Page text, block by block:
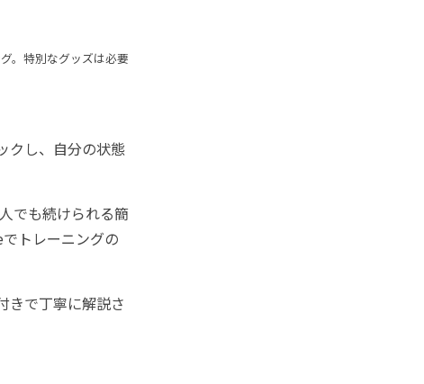
。特別なグッズは必要
クし、自分の状態
でも続けられる簡
トレーニングの
きで丁寧に解説さ